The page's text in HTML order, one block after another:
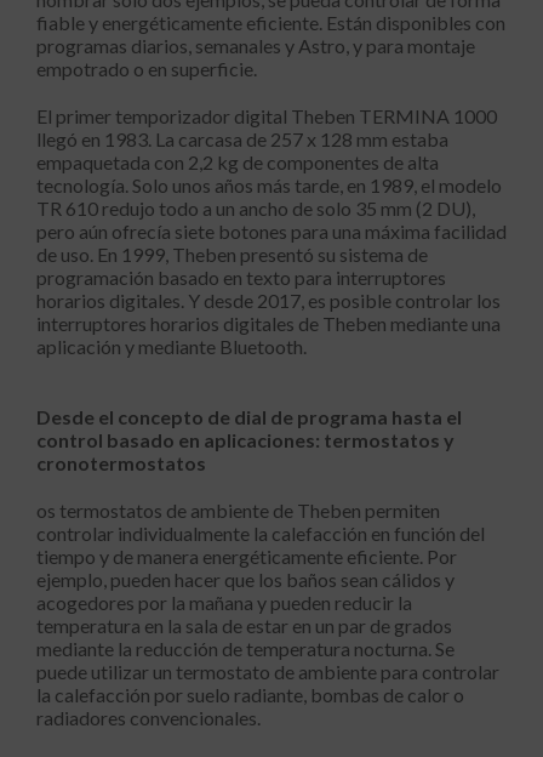
fiable y energéticamente eficiente. Están disponibles con
programas diarios, semanales y Astro, y para montaje
empotrado o en superficie.
El primer temporizador digital Theben TERMINA 1000
llegó en 1983. La carcasa de 257 x 128 mm estaba
empaquetada con 2,2 kg de componentes de alta
tecnología. Solo unos años más tarde, en 1989, el modelo
TR 610 redujo todo a un ancho de solo 35 mm (2 DU),
pero aún ofrecía siete botones para una máxima facilidad
de uso. En 1999, Theben presentó su sistema de
programación basado en texto para interruptores
horarios digitales. Y desde 2017, es posible controlar los
interruptores horarios digitales de Theben mediante una
aplicación y mediante Bluetooth.
Desde el concepto de dial de programa hasta el
control basado en aplicaciones: termostatos y
cronotermostatos
os termostatos de ambiente de Theben permiten
controlar individualmente la calefacción en función del
tiempo y de manera energéticamente eficiente. Por
ejemplo, pueden hacer que los baños sean cálidos y
acogedores por la mañana y pueden reducir la
temperatura en la sala de estar en un par de grados
mediante la reducción de temperatura nocturna. Se
puede utilizar un termostato de ambiente para controlar
la calefacción por suelo radiante, bombas de calor o
radiadores convencionales.